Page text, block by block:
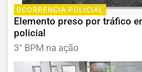
OCORRÊNCIA POLICIAL
Elemento preso por tráfico
policial
3° BPM na ação